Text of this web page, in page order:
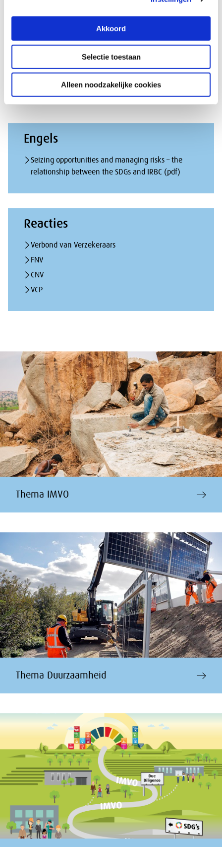
Akkoord
Selectie toestaan
Alleen noodzakelijke cookies
Kabinetsreactie
Kabinetsreactie op SER-advies ‘Kansen pakken en
risico’s beheersen; Over de samenhang tussen de
SDG’s en IMVO’
Engels
Seizing opportunities and managing risks – the
relationship between the SDGs and IRBC (pdf)
Reacties
Verbond van Verzekeraars
FNV
CNV
VCP
Thema IMVO
Thema Duurzaamheid